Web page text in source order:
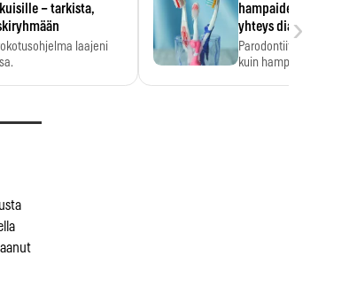
– tarkista,
laajeni
hampaiden
yhteys diabetekseen
Parodontiitti on
kuin hampaiden
›